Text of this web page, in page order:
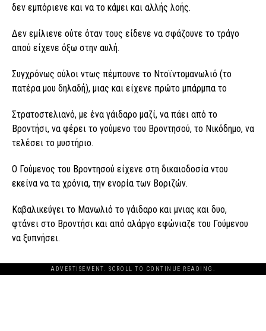
δεν εμπόριενε και να το κάμει και αλλής λοής.
Δεν εμίλιενε ούτε όταν τους είδενε να σφάζουνε το τράγο
απού είχενε όξω στην αυλή.
Συγχρόνως ούλοι ντως πέμπουνε το Ντοϊντομανωλιό (το
πατέρα μου δηλαδή), μιας και είχενε πρώτο μπάρμπα το
Στρατοστελιανό, με ένα γάιδαρο μαζί, να πάει από το
Βροντήσι, να φέρει το γούμενο του Βροντησού, το Νικόδημο, να
τελέσει το μυστήριο.
Ο Γούμενος του Βροντησού είχενε στη δικαιοδοσία ντου
εκείνα να τα χρόνια, την ενορία των Βοριζών.
Καβαλικεύγει το Μανωλιό το γάιδαρο και μνιας και δυο,
φτάνει στο Βροντήσι και από αλάργο εφώνιαζε του Γούμενου
να ξυπνήσει.
ADVERTISEMENT. SCROLL TO CONTINUE READING.